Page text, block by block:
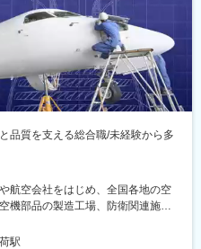
品質を支える総合職/未経験から多
航空会社をはじめ、全国各地の空
機部品の製造工場、防衛関連施設
近畿エリア積極採用中《エリア別
、千葉、埼玉、茨城、栃木航空
駅